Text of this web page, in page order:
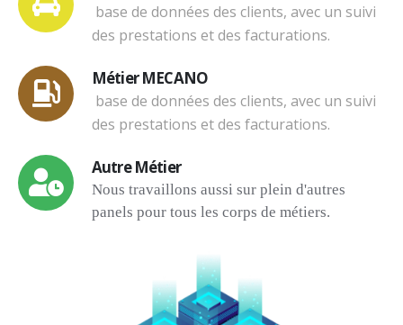
base de données des clients, avec un suivi
des prestations et des facturations.
Métier MECANO
base de données des clients, avec un suivi
des prestations et des facturations.
Autre Métier
Nous travaillons aussi sur plein d'autres
panels pour tous les corps de métiers.